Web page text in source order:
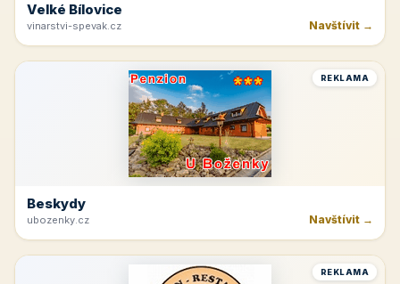
Velké Bílovice
vinarstvi-spevak.cz Navštívit →
REKLAMA
Beskydy
ubozenky.cz Navštívit →
REKLAMA